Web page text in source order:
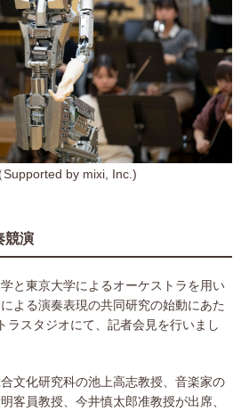
Supported by mixi, Inc.)
競演
と東京大学によるオーケストラを用い
よる演奏表現の共同研究の始動にあた
ラスタジオにて、記者会見を行いまし
文化研究科の池上高志教授、音楽家の
客員教授、今井慎太郎准教授が出席、